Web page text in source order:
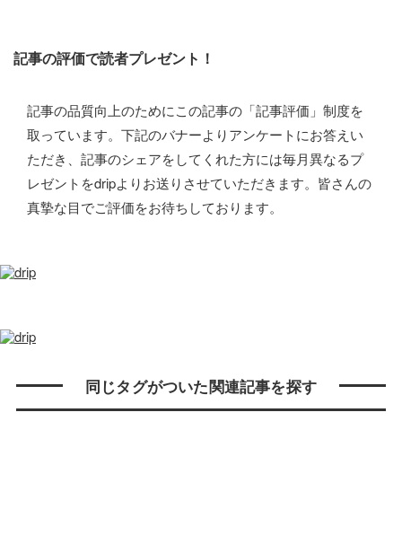
記事の評価で読者プレゼント！
記事の品質向上のためにこの記事の「記事評価」制度を
取っています。下記のバナーよりアンケートにお答えい
ただき、記事のシェアをしてくれた方には毎月異なるプ
レゼントをdripよりお送りさせていただきます。皆さんの
真摯な目でご評価をお待ちしております。
同じタグがついた関連記事を探す